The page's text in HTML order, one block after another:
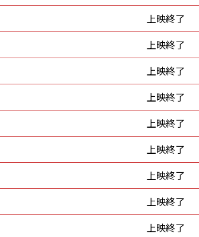
上映終了
上映終了
上映終了
上映終了
上映終了
上映終了
上映終了
上映終了
上映終了